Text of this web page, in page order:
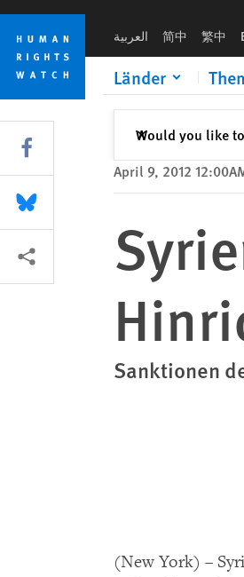
Skip
cookie
privacy
notice
Skip
main
content
العربية 简中 繁中
Länder
Would you like
✕Schließen
April 9, 2012
Sanktionen
(New York) –
Share this via Facebook
Share this via Bluesky
More sharing options